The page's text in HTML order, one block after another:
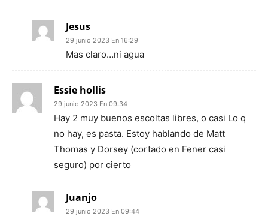
Jesus
29 junio 2023 En 16:29
Mas claro…ni agua
Essie hollis
29 junio 2023 En 09:34
Hay 2 muy buenos escoltas libres, o casi Lo q
no hay, es pasta. Estoy hablando de Matt
Thomas y Dorsey (cortado en Fener casi
seguro) por cierto
Juanjo
29 junio 2023 En 09:44